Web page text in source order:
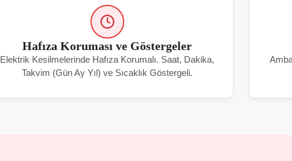
Hafıza Koruması ve Göstergeler
Elektrik Kesilmelerinde Hafıza Korumalı. Saat, Dakika,
Takvim (Gün Ay Yıl) ve Sıcaklık Göstergeli.